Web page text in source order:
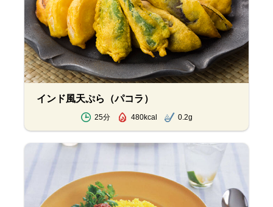
インド風天ぷら（パコラ）
25分 480kcal 0.2g